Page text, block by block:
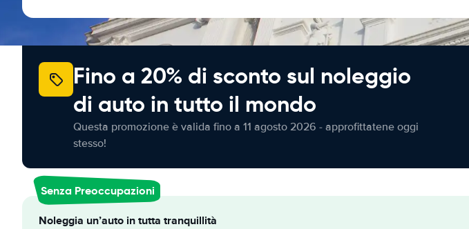
Fino a 20% di sconto sul noleggio
di auto in tutto il mondo
Questa promozione è valida fino a 11 agosto 2026 - approfittatene oggi
stesso!
Senza Preoccupazioni
Noleggia un’auto in tutta tranquillità